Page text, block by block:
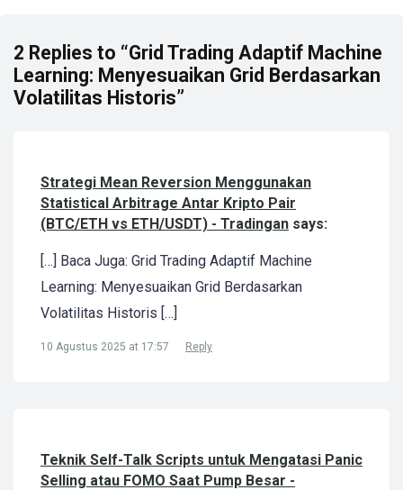
2 Replies to “Grid Trading Adaptif Machine
Learning: Menyesuaikan Grid Berdasarkan
Volatilitas Historis”
Strategi Mean Reversion Menggunakan
Statistical Arbitrage Antar Kripto Pair
(BTC/ETH vs ETH/USDT) - Tradingan says:
[…] Baca Juga: Grid Trading Adaptif Machine
Learning: Menyesuaikan Grid Berdasarkan
Volatilitas Historis […]
10 Agustus 2025 at 17:57 Reply
Teknik Self-Talk Scripts untuk Mengatasi Panic
Selling atau FOMO Saat Pump Besar -